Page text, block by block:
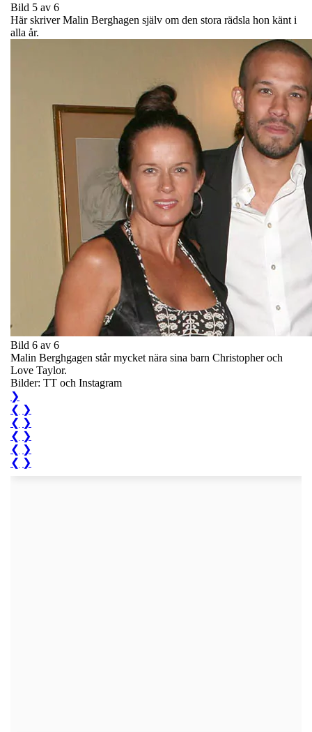
Bild 5 av 6
Här skriver Malin Berghagen själv om den stora rädsla hon känt i
alla år.
Bild 6 av 6
Malin Berghgagen står mycket nära sina barn Christopher och
Love Taylor.
Bilder: TT och Instagram
❯
❮ ❯
❮ ❯
❮ ❯
❮ ❯
❮ ❯